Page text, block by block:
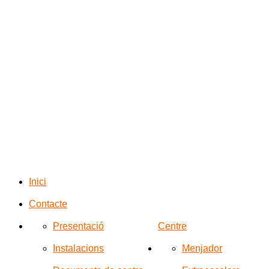
Inici
Contacte
Centre
Presentació
Instalacions Menjador